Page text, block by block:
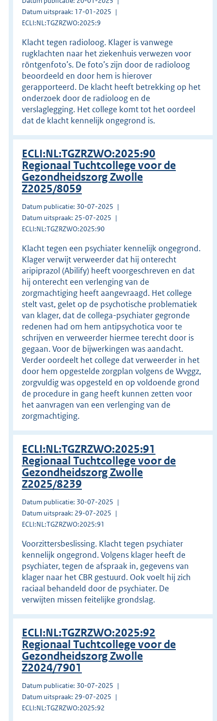
Datum uitspraak: 17-01-2025
ECLI:NL:TGZRZWO:2025:9
Klacht tegen radioloog. Klager is vanwege
rugklachten naar het ziekenhuis verwezen voor
röntgenfoto’s. De foto’s zijn door de radioloog
beoordeeld en door hem is hierover
gerapporteerd. De klacht heeft betrekking op het
onderzoek door de radioloog en de
verslaglegging. Het college komt tot het oordeel
dat de klacht kennelijk ongegrond is.
ECLI:NL:TGZRZWO:2025:90
Regionaal Tuchtcollege voor de
Gezondheidszorg Zwolle
Z2025/8059
Datum publicatie: 30-07-2025
Datum uitspraak: 25-07-2025
ECLI:NL:TGZRZWO:2025:90
Klacht tegen een psychiater kennelijk ongegrond.
Klager verwijt verweerder dat hij onterecht
aripiprazol (Abilify) heeft voorgeschreven en dat
hij onterecht een verlenging van de
zorgmachtiging heeft aangevraagd. Het college
stelt vast, gelet op de psychotische problematiek
van klager, dat de collega-psychiater gegronde
redenen had om hem antipsychotica voor te
schrijven en verweerder hiermee terecht door is
gegaan. Voor de bijwerkingen was aandacht.
Verder oordeelt het college dat verweerder in het
door hem opgestelde zorgplan volgens de Wvggz,
zorgvuldig was opgesteld en op voldoende grond
de procedure in gang heeft kunnen zetten voor
het aanvragen van een verlenging van de
zorgmachtiging.
ECLI:NL:TGZRZWO:2025:91
Regionaal Tuchtcollege voor de
Gezondheidszorg Zwolle
Z2025/8239
Datum publicatie: 30-07-2025
Datum uitspraak: 29-07-2025
ECLI:NL:TGZRZWO:2025:91
Voorzittersbeslissing. Klacht tegen psychiater
kennelijk ongegrond. Volgens klager heeft de
psychiater, tegen de afspraak in, gegevens van
klager naar het CBR gestuurd. Ook voelt hij zich
raciaal behandeld door de psychiater. De
verwijten missen feitelijke grondslag.
ECLI:NL:TGZRZWO:2025:92
Regionaal Tuchtcollege voor de
Gezondheidszorg Zwolle
Z2024/7901
Datum publicatie: 30-07-2025
Datum uitspraak: 29-07-2025
ECLI:NL:TGZRZWO:2025:92